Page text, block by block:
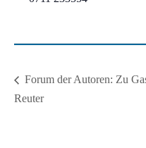
Forum der Autoren: Zu
Reuter